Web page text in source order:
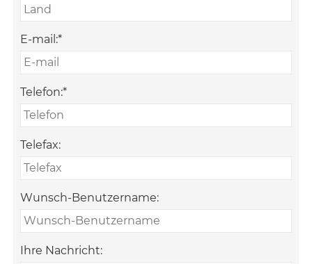
E-mail:*
Telefon:*
Telefax:
Wunsch-Benutzername:
Ihre Nachricht: